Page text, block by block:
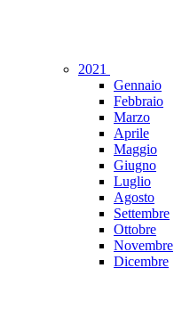
2021
Gennaio
Febbraio
Marzo
Aprile
Maggio
Giugno
Luglio
Agosto
Settembre
Ottobre
Novembre
Dicembre